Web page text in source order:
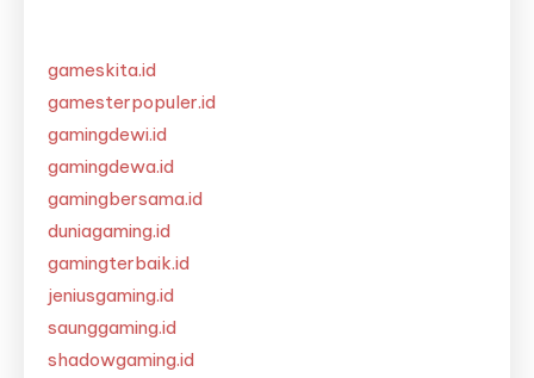
gameskita.id
gamesterpopuler.id
gamingdewi.id
gamingdewa.id
gamingbersama.id
duniagaming.id
gamingterbaik.id
jeniusgaming.id
saunggaming.id
shadowgaming.id